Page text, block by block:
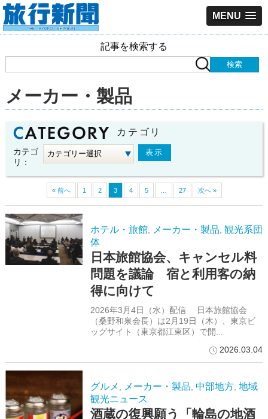
MENU
記事を検索する
メーカー・製品
カテゴリ
カテゴ
リ：
« 前へ 1 2 3 4 5 27 次へ »
ホテル・旅館, メーカー・製品, 観光系団
体
日本旅館協会、キャンセル料
問題を議論 宿と利用客の納
得に向けて
2026年3月4日（水）配信 日本旅館協会
（桑野和泉会長）は2月19日（木）、東京ビ
ッグサイト（東京都江東区）で開...
2026.03.04
グルメ , メーカー・製品, 中部地方, 地域
観光ニュース
酒蔵の復興願う「輪島の地酒